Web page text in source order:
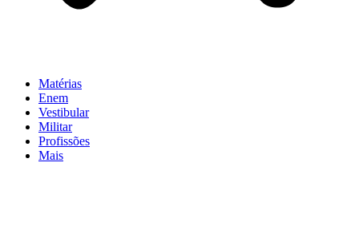
Matérias
Enem
Vestibular
Militar
Profissões
Mais